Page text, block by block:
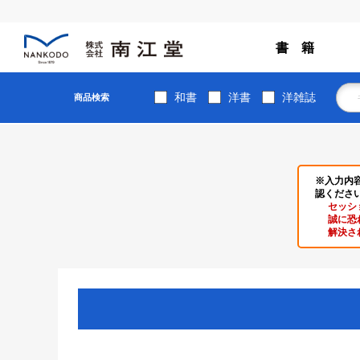
書 籍
商品検索 和書 洋書 洋雑誌
※入力内
認くださ
セッシ
誠に恐
解決さ